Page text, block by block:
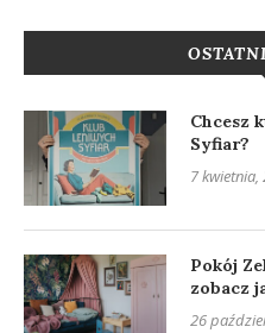
Chcesz
Syfiar?
7 kwietnia,
Pokój
zobacz
26